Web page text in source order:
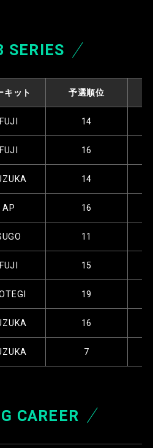
SERIES
キット 予選順位
FUJI 14
FUJI 16
14
AP 16
11
FUJI 15
19
16
7
CAREER